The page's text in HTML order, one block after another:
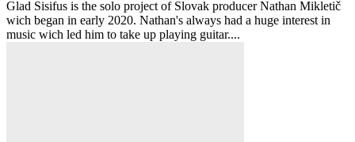
Glad Sisifus is the solo project of Slovak producer Nathan Mikletič
wich began in early 2020. Nathan's always had a huge interest in
music wich led him to take up playing guitar....